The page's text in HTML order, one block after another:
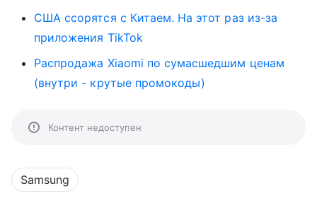
США ссорятся с Китаем. На этот раз из-за
приложения TikTok
Распродажа Xiaomi по сумасшедшим ценам
(внутри - крутые промокоды)
Контент недоступен
Samsung